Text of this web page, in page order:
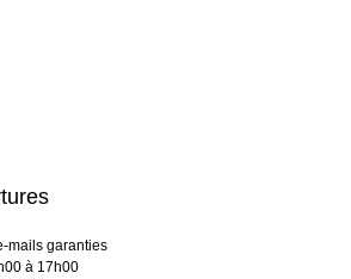
mails garanties
à 17h00